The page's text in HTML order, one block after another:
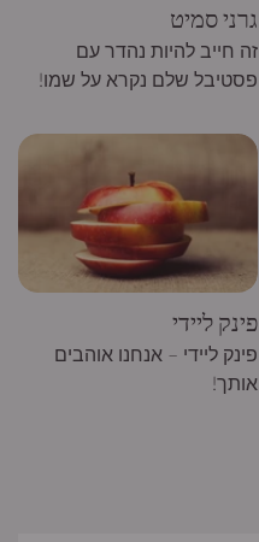
גרני סמיט
זה חייב להיות נהדר עם
פסטיבל שלם נקרא על שמו!
פינק ליידי
פינק ליידי – אנחנו אוהבים
אותך!